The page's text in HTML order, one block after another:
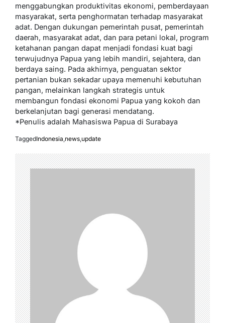
menggabungkan produktivitas ekonomi, pemberdayaan
masyarakat, serta penghormatan terhadap masyarakat
adat. Dengan dukungan pemerintah pusat, pemerintah
daerah, masyarakat adat, dan para petani lokal, program
ketahanan pangan dapat menjadi fondasi kuat bagi
terwujudnya Papua yang lebih mandiri, sejahtera, dan
berdaya saing. Pada akhirnya, penguatan sektor
pertanian bukan sekadar upaya memenuhi kebutuhan
pangan, melainkan langkah strategis untuk
membangun fondasi ekonomi Papua yang kokoh dan
berkelanjutan bagi generasi mendatang.
*Penulis adalah Mahasiswa Papua di Surabaya
TaggedIndonesia news update